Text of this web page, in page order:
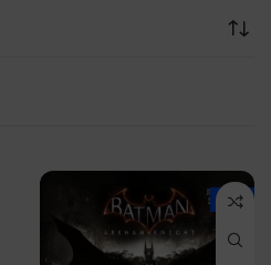
-14%